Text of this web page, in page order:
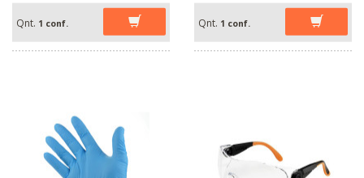
Qnt. 1 conf.
Qnt. 1 conf.